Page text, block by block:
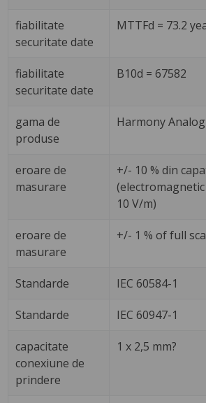
fiabilitate
securitate date
MTTFd = 73.2
fiabilitate
securitate date
B10d = 67582
gama de
produse
Harmony Analog
eroare de
masurare
+/- 10 % din
10 V/m)
eroare de
masurare
+/- 1 % of full
Standarde IEC 60584-1
Standarde IEC 60947-1
capacitate
conexiune de
prindere
1 x 2,5 mm?